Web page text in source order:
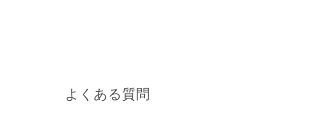
よくある質問